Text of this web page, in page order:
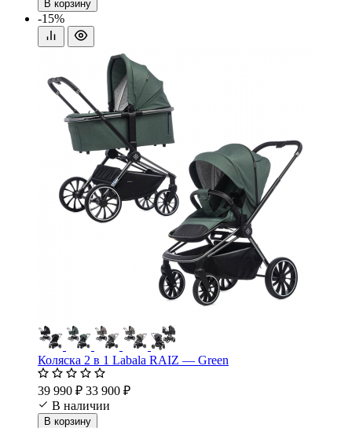
В корзину
-15%
Коляска 2 в 1 Labala RAIZ — Green
39 990 ₽ 33 900 ₽
В наличии
В корзину